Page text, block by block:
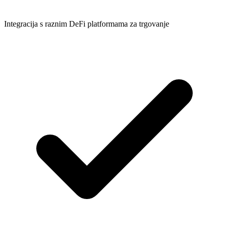
Integracija s raznim DeFi platformama za trgovanje